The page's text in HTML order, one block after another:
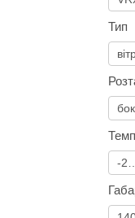
Тип